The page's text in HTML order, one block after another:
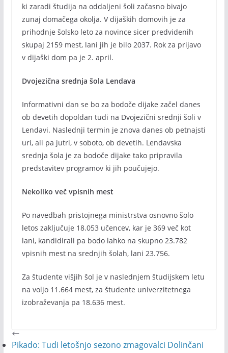
ki zaradi študija na oddaljeni šoli začasno bivajo
zunaj domačega okolja. V dijaških domovih je za
prihodnje šolsko leto za novince sicer predvidenih
skupaj 2159 mest, lani jih je bilo 2037. Rok za prijavo
v dijaški dom pa je 2. april.
Dvojezična srednja šola Lendava
Informativni dan se bo za bodoče dijake začel danes
ob devetih dopoldan tudi na Dvojezični srednji šoli v
Lendavi. Naslednji termin je znova danes ob petnajsti
uri, ali pa jutri, v soboto, ob devetih. Lendavska
srednja šola je za bodoče dijake tako pripravila
predstavitev programov ki jih poučujejo.
Nekoliko več vpisnih mest
Po navedbah pristojnega ministrstva osnovno šolo
letos zaključuje 18.053 učencev, kar je 369 več kot
lani, kandidirali pa bodo lahko na skupno 23.782
vpisnih mest na srednjih šolah, lani 23.756.
Za študente višjih šol je v naslednjem študijskem letu
na voljo 11.664 mest, za študente univerzitetnega
izobraževanja pa 18.636 mest.
Pikado: Tudi letošnjo sezono zmagovalci Dolinčani